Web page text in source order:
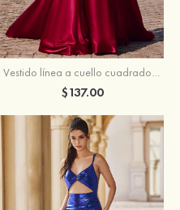
Vestido línea a cuello cuadrado tela charmeuse barrer tren vestido de graduación
$137.00